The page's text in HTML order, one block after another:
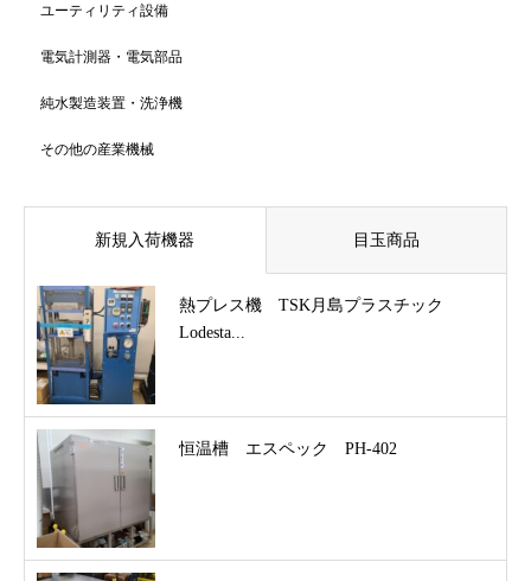
ユーティリティ設備
電気計測器・電気部品
純水製造装置・洗浄機
その他の産業機械
新規入荷機器 目玉商品
熱プレス機 TSK月島プラスチック
Lodesta...
恒温槽 エスペック PH-402